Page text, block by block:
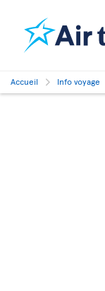
Accueil Info voyage